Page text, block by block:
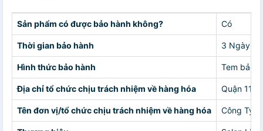
Sản phẩm có được bảo hành không? Có
Thời gian bảo hành 3 Ngày
Hình thức bảo hành Tem bảo
Địa chỉ tổ chức chịu trách nhiệm về hàng hóa Quận 11
Tên đơn vị/tổ chức chịu trách nhiệm về hàng hóa Công Ty